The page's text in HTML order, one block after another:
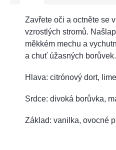
Zavřete oči a octněte se
vzrostlých stromů.
měkkém mechu a
a chuť úžasných borůvek.
Hlava: citrónový dort,
Srdce: divoká borůvka,
Základ: vanilka, ovocné